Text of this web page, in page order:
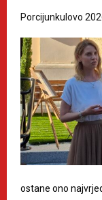
Porcijunkulovo
ostane ono